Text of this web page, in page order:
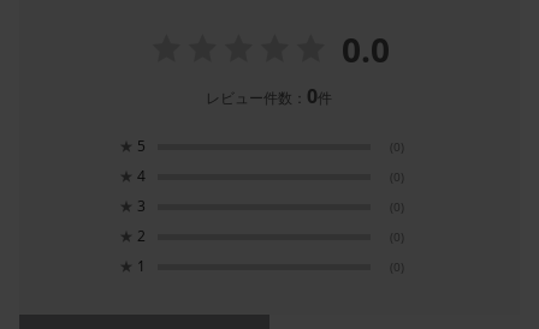
0.0
レビュー件数： 0件
★ 5 (0)
★ 4 (0)
★ 3 (0)
★ 2 (0)
★ 1 (0)